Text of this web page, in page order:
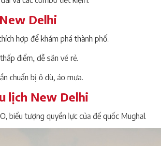
Delhi
hợp để khám phá thành phố.
điểm, dễ săn vé rẻ.
chuẩn bị ô dù, áo mưa.
lịch New Delhi
biểu tượng quyền lực của đế quốc Mughal.